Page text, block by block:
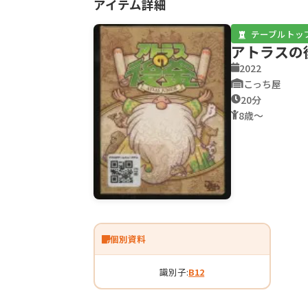
アイテム詳細
テーブルトッ
アトラスの
2022
こっち屋
20分
8歳〜
個別資料
識別子:B12